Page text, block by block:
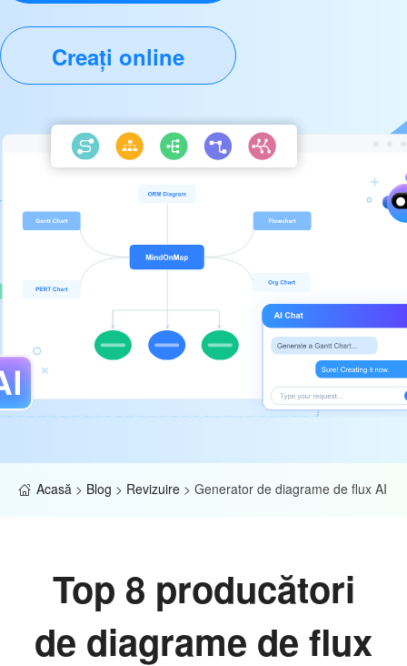
Creați online
Acasă > Blog > Revizuire > Generator de diagrame de flux AI
Top 8 producători
de diagrame de flux